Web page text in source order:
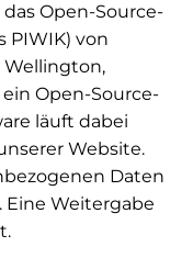
Open-Source-
PIWIK) von
Wellington,
ein Open-Source-
läuft dabei
Website.
Daten
Weitergabe